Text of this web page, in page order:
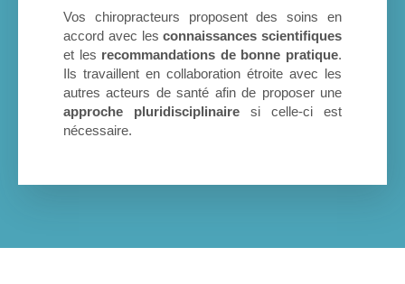
Vos chiropracteurs proposent des soins en
accord avec lesconnaissances scientifiques
et les recommandations de bonne pratique.
Ils travaillent en collaboration étroite avec les
autres acteurs de santé afin de proposer une
approche pluridisciplinaire si celle-ci est
nécessaire.